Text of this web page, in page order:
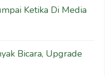
Ketika Di Media
Bicara, Upgrade